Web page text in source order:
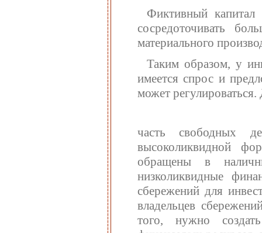
Фиктивный капитал
сосредоточивать
материального
Таким образом, у
имеется спрос и
может
часть свободных
высоколиквидной
обращены в
низколиквидные
сбережений для
владельцев
того, нужно